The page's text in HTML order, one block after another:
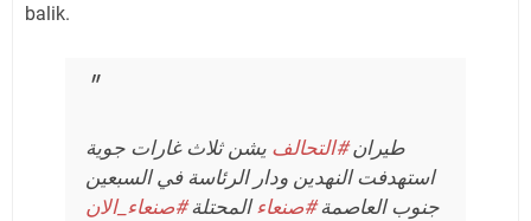
balik.
طيران#التحالف يشن ثلاث غارات جوية
استهدفت النهدين ودار الرئاسة في السبعين
جنوب العاصمة#صنعاءالمحتلة#صنعاء_الان